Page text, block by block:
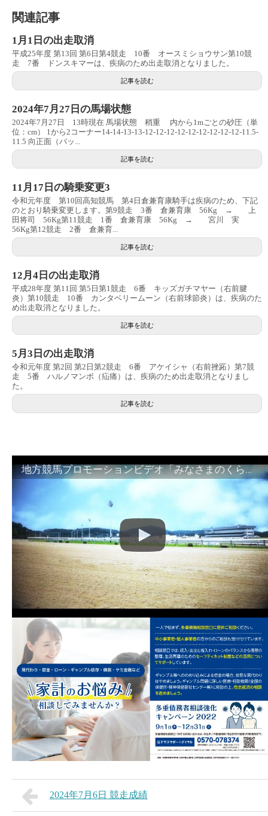
関連記事
1月1日の出走取消
平成25年度 第13回 第6日第4競走 10番 オースミショウサン第10競
走 7番 ドンスキマーは、疾病のため出走取消となりました。
記事を読む
2024年7月27日の馬場状態
2024年7月27日 13時現在 馬場状態 稍重 内から1mごとの砂圧（単
位：cm） 1から2コーナー14-14-13-13-12-12-12-12-12-12-12-12-12-11.5-
11.5 向正面（バッ...
記事を読む
11月17日の騎乗変更3
令和元年度 第10回高知競馬 第4日倉兼育康騎手は疾病のため、下記
のとおり騎乗変更します。第9競走 3番 倉兼育康 56Kg → 上
田将司 56Kg第11競走 1番 倉兼育康 56Kg → 宮川 実
56Kg第12競走 2番 倉兼育...
記事を読む
12月4日の出走取消
平成28年度 第11回 第5日第1競走 6番 キッズガチマヤー（右前腱
炎）第10競走 10番 カンタベリームーン（右前球節炎）は、疾病のた
め出走取消となりました。
記事を読む
5月3日の出走取消
令和元年度 第2回 第2日第2競走 6番 アケイシャ（右前挫跖）第7競
走 5番 ハルノマンボ（疝痛）は、疾病のため出走取消となりまし
た。
記事を読む
地方競馬プロモーションビデオ「みなさまのくらしのために」30秒篇｜NAR公式
2024年7月6日 競走成績